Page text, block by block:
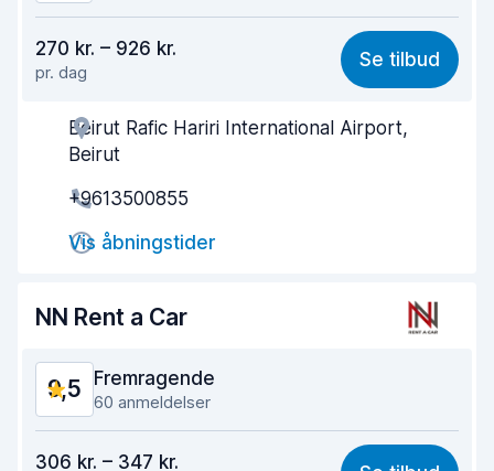
9,5
Nemt at finde 9,7
Agentens hjælpsomhed
Bilens tilstand 9,7
270 kr. – 926 kr.
pr. dag
Se tilbud
Beirut Rafic Hariri International Airport,
Beirut
+9613500855
Vis åbningstider
NN Rent a Car
9,5 Fremragende
60 anmeldelser
9,3
306 kr. – 347 kr.